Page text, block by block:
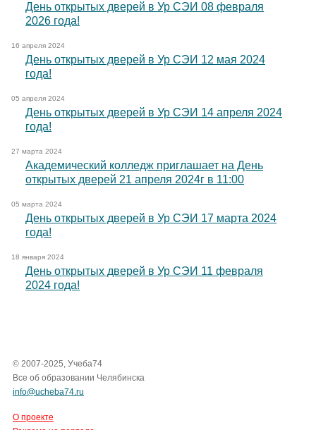
День открытых дверей в Ур СЭИ 08 февраля
2026 года!
16 апреля 2024
День открытых дверей в Ур СЭИ 12 мая 2024
года!
05 апреля 2024
День открытых дверей в Ур СЭИ 14 апреля 2024
года!
27 марта 2024
Академический колледж приглашает на День
открытых дверей 21 апреля 2024г в 11:00
05 марта 2024
День открытых дверей в Ур СЭИ 17 марта 2024
года!
18 января 2024
День открытых дверей в Ур СЭИ 11 февраля
2024 года!
© 2007-2025, Учеба74
Все об образовании Челябинска
info@ucheba74.ru
О проекте